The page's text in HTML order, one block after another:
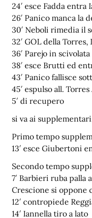
24′ esce Fadda entra
26′ Panico manca la
30′ Neboli rimedia il
32′ GOL della Torres,
36′ Parejo in
38′ esce Brutti ed
43′ Panico fallisce
45′ espulso all.
5′ di recupero
si va ai
Primo tempo
13′ esce Giubertoni
Secondo tempo
7′ Barbieri ruba palla
Crescione si oppone
12′ contropiede
14′ Iannella tiro a lato